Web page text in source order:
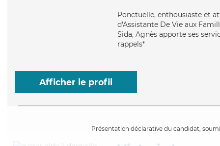
Ponctuelle, enthousiaste et
d'Assistante De Vie aux
Sida, Agnès apporte ses
rappels*
Afficher le profil
Présentation déclarative du candidat,